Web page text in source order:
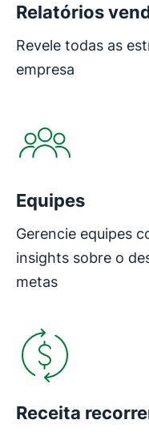
Relatórios
Revele todas as
empresa
Equipes
Gerencie equipes
insights sobre o
metas
Receita